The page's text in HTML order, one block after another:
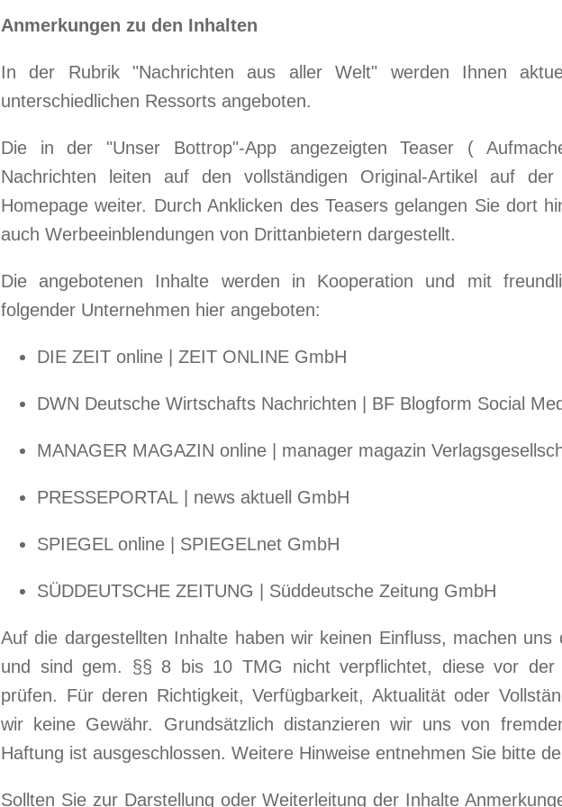
Anmerkungen zu den Inhalten
In der Rubrik "Nachrichten aus aller Welt" werden Ihnen
unterschiedlichen Ressorts angeboten.
Die in der "Unser Bottrop"-App angezeigten Teaser (
Nachrichten leiten auf den vollständigen Original-Artikel auf der
Homepage weiter. Durch Anklicken des Teasers gelangen Sie dort
auch Werbeeinblendungen von Drittanbietern dargestellt.
Die angebotenen Inhalte werden in Kooperation und mit
folgender Unternehmen hier angeboten:
DIE ZEIT online | ZEIT ONLINE GmbH
DWN Deutsche Wirtschafts Nachrichten | BF Blogform Social
MANAGER MAGAZIN online | manager magazin
PRESSEPORTAL | news aktuell GmbH
SPIEGEL online | SPIEGELnet GmbH
SÜDDEUTSCHE ZEITUNG | Süddeutsche Zeitung GmbH
Auf die dargestellten Inhalte haben wir keinen Einfluss, machen uns
und sind gem. §§ 8 bis 10 TMG nicht verpflichtet, diese vor der
prüfen. Für deren Richtigkeit, Verfügbarkeit, Aktualität oder
wir keine Gewähr. Grundsätzlich distanzieren wir uns von
Haftung ist ausgeschlossen. Weitere Hinweise entnehmen Sie bitte
Sollten Sie zur Darstellung oder Weiterleitung der Inhalte